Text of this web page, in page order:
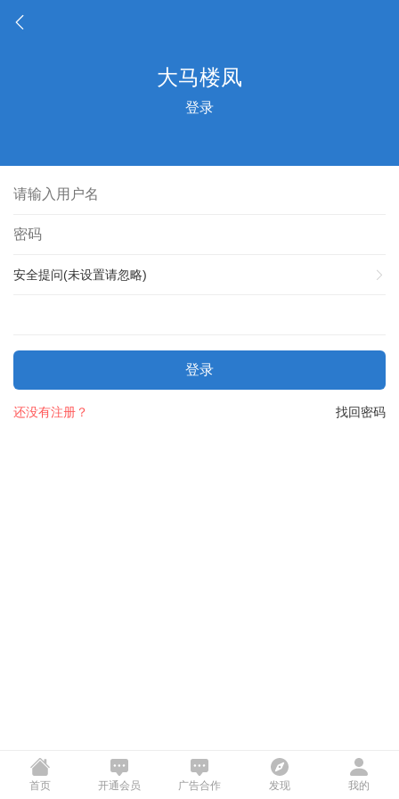
登录
安全提问(未设置请忽略)
登录
找回密码
还没有注册？
首页 开通会员 广告合作 发现 我的